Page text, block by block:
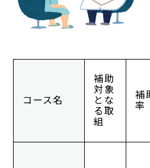
コース名
補助
対象
とな
る取
組
補
率